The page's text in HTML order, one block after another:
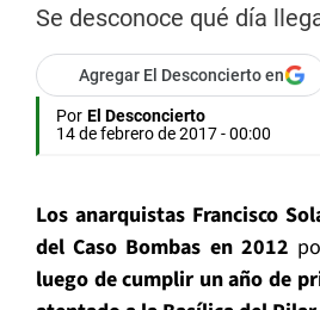
Se desconoce qué día
Agregar El Desconcierto en
Por El Desconcierto
14 de febrero de 2017 - 00:00
Los anarquistas Francisco
del Caso Bombas en 2012
luego de cumplir un año de